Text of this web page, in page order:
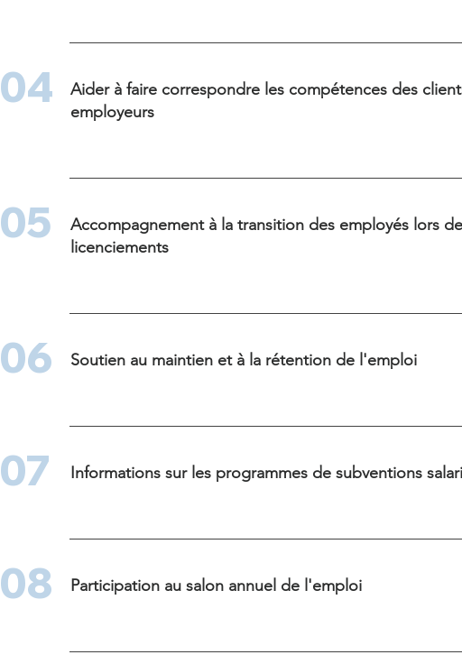
04
Aider à faire correspondre les compétences des
employeurs
05
Accompagnement à la transition des employés lors
licenciements
06 Soutien au maintien et à la rétention de l'emploi
07 Informations sur les programmes de subventions
08 Participation au salon annuel de l'emploi